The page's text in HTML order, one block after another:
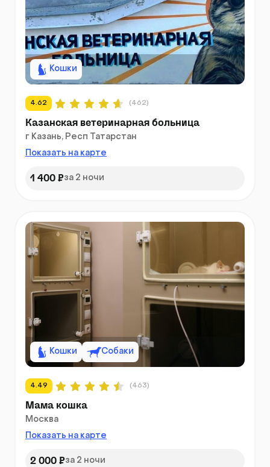
Кошки
4.62 (462)
Казанская ветеринарная больница
г Казань, Респ Татарстан
Показать на карте
1 400 ₽за 2 ночи
Кошки Собаки
4.49 (463)
Мама кошка
Москва
Показать на карте
2 000 ₽за 2 ночи